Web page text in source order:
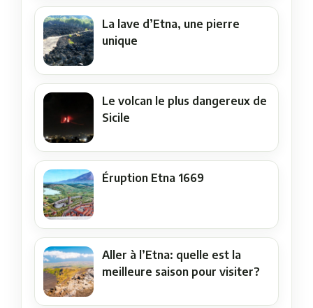
La lave d’Etna, une pierre
unique
Le volcan le plus dangereux de
Sicile
Éruption Etna 1669
Aller à l’Etna: quelle est la
meilleure saison pour visiter?